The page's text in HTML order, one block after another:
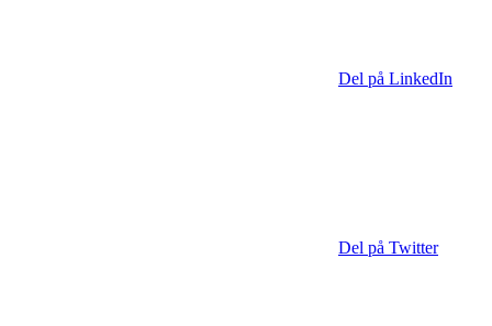
Del på LinkedIn
Del på Twitter